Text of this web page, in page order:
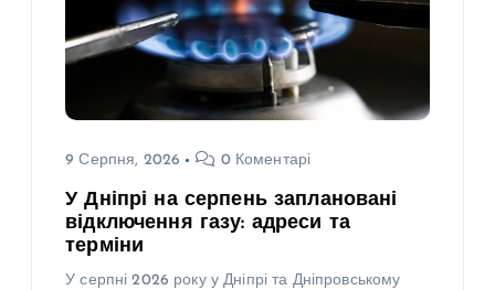
9 Серпня, 2026 0 Коментарі
У Дніпрі на серпень заплановані
відключення газу: адреси та
терміни
У серпні 2026 року у Дніпрі та Дніпровському